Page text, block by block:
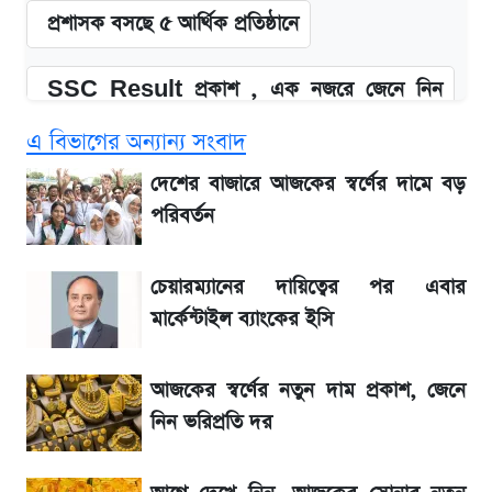
প্রশাসক বসছে ৫ আর্থিক প্রতিষ্ঠানে
SSC Result প্রকাশ , এক নজরে জেনে নিন
SSC Result 2026 প্রকাশ সোমবার,
ওয়েবসাইট ও এসএমএসে জানার নিয়ম
জিএসপি ইনভেস্টমেন্ট নিয়ে বিএসইসির বড় সিদ্ধান্ত,
তদন্তে যেসব বিষয়
উত্থান-পতনের দোলাচলে শেয়ারবাজার, লেনদেনের
শীর্ষে যে ১০ কোম্পানি
এ বিভাগের অন্যান্য সংবাদ
দেশের বাজারে আজকের স্বর্ণের দামে বড়
পরিবর্তন
চেয়ারম্যানের দায়িত্বের পর এবার
মার্কেন্টাইল ব্যাংকের ইসি
আজকের স্বর্ণের নতুন দাম প্রকাশ, জেনে
নিন ভরিপ্রতি দর